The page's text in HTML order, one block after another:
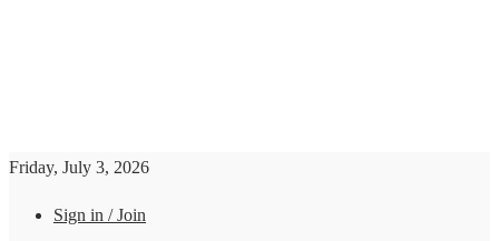
Friday, July 3, 2026
Sign in / Join